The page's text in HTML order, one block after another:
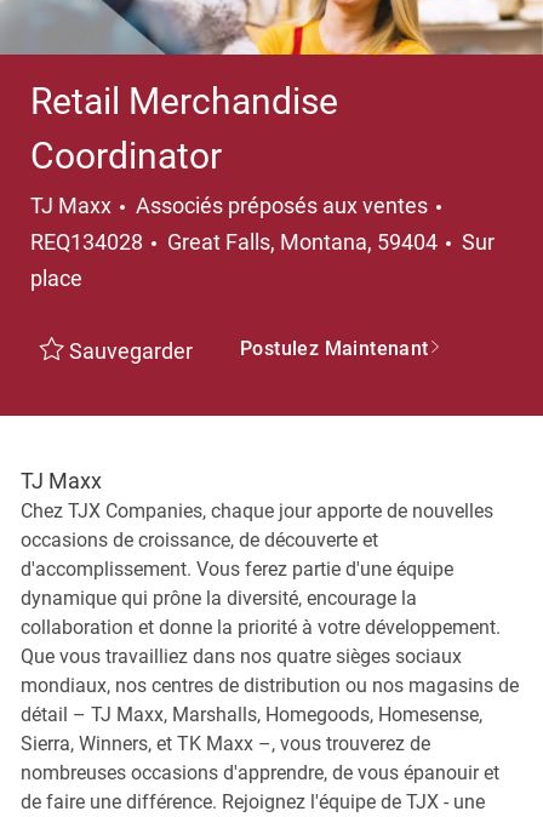
Retail Merchandise
Coordinator
TJ Maxx Catégorie
Associés préposés aux ventes
REQ134028
Emplacement
Great Falls, Montana, 59404
Sur
place
Sauvegarder Postulez Maintenant
TJ Maxx
Chez TJX Companies, chaque jour apporte de nouvelles
occasions de croissance, de découverte et
d'accomplissement. Vous ferez partie d'une équipe
dynamique qui prône la diversité, encourage la
collaboration et donne la priorité à votre développement.
Que vous travailliez dans nos quatre sièges sociaux
mondiaux, nos centres de distribution ou nos magasins de
détail – TJ Maxx, Marshalls, Homegoods, Homesense,
Sierra, Winners, et TK Maxx –, vous trouverez de
nombreuses occasions d'apprendre, de vous épanouir et
de faire une différence. Rejoignez l'équipe de TJX - une